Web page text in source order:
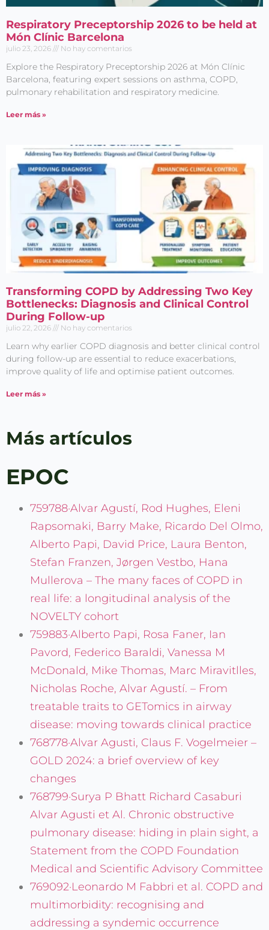
Respiratory Preceptorship 2026 to be held at
Món Clínic Barcelona
julio 23, 2026 No hay comentarios
Explore the Respiratory Preceptorship 2026 at Món Clínic
Barcelona, featuring expert sessions on asthma, COPD,
pulmonary rehabilitation and respiratory medicine.
Leer más »
Transforming COPD by Addressing Two Key
Bottlenecks: Diagnosis and Clinical Control
During Follow-up
julio 22, 2026 No hay comentarios
Learn why earlier COPD diagnosis and better clinical control
during follow-up are essential to reduce exacerbations,
improve quality of life and optimise patient outcomes.
Leer más »
Más artículos
EPOC
759788·Alvar Agustí, Rod Hughes, Eleni
Rapsomaki, Barry Make, Ricardo Del Olmo,
Alberto Papi, David Price, Laura Benton,
Stefan Franzen, Jørgen Vestbo, Hana
Mullerova – The many faces of COPD in
real life: a longitudinal analysis of the
NOVELTY cohort
759883·Alberto Papi, Rosa Faner, Ian
Pavord, Federico Baraldi, Vanessa M
McDonald, Mike Thomas, Marc Miravitlles,
Nicholas Roche, Alvar Agustí. – From
treatable traits to GETomics in airway
disease: moving towards clinical practice
768778·Alvar Agusti, Claus F. Vogelmeier –
GOLD 2024: a brief overview of key
changes
768799·Surya P Bhatt Richard Casaburi
Alvar Agusti et Al. Chronic obstructive
pulmonary disease: hiding in plain sight, a
Statement from the COPD Foundation
Medical and Scientific Advisory Committee
769092·Leonardo M Fabbri et al. COPD and
multimorbidity: recognising and
addressing a syndemic occurrence
Entérate de
Nuestras
Publicaciones